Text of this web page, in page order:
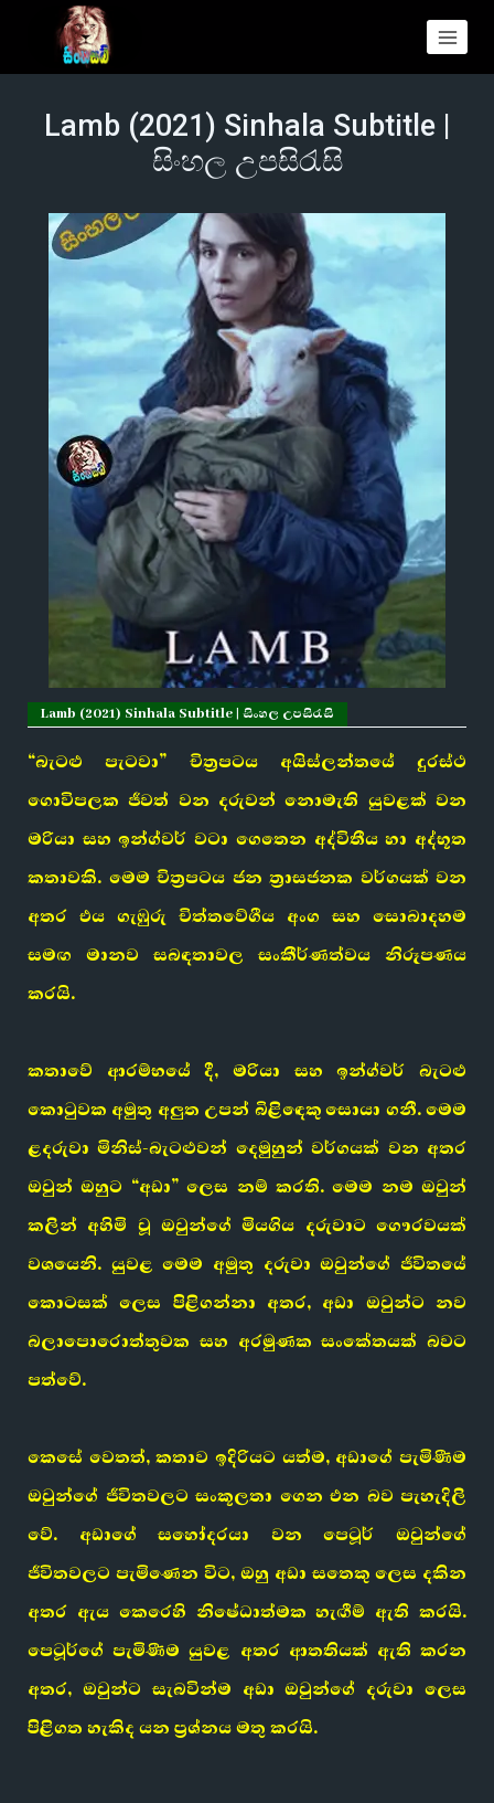
Lamb (2021) Sinhala Subtitle |
සිංහල උපසිරැසි
Lamb (2021) Sinhala Subtitle | සිංහල උපසිරැසි
“බැටළු පැටවා” චිත්‍රපටය අයිස්ලන්තයේ දුරස්ථ
ගොවිපලක ජීවත් වන දරුවන් නොමැති යුවළක් වන
මරියා සහ ඉන්ග්වර් වටා ගෙතෙන අද්විතීය හා අද්භූත
කතාවකි. මෙම චිත්‍රපටය ජන ත්‍රාසජනක වර්ගයක් වන
අතර එය ගැඹුරු චිත්තවේගීය අංග සහ සොබාදහම
සමඟ මානව සබඳතාවල සංකීර්ණත්වය නිරූපණය
කරයි.
කතාවේ ආරම්භයේ දී, මරියා සහ ඉන්ග්වර් බැටළු
කොටුවක අමුතු අලුත උපන් බිළිඳෙකු සොයා ගනී. මෙම
ළදරුවා මිනිස්-බැටළුවන් දෙමුහුන් වර්ගයක් වන අතර
ඔවුන් ඔහුට “අඩා” ලෙස නම් කරති. මෙම නම ඔවුන්
කලින් අහිමි වූ ඔවුන්ගේ මියගිය දරුවාට ගෞරවයක්
වශයෙනි. යුවළ මෙම අමුතු දරුවා ඔවුන්ගේ ජීවිතයේ
කොටසක් ලෙස පිළිගන්නා අතර, අඩා ඔවුන්ට නව
බලාපොරොත්තුවක සහ අරමුණක සංකේතයක් බවට
පත්වේ.
කෙසේ වෙතත්, කතාව ඉදිරියට යත්ම, අඩාගේ පැමිණීම
ඔවුන්ගේ ජීවිතවලට සංකූලතා ගෙන එන බව පැහැදිලි
වේ. අඩාගේ සහෝදරයා වන පෙටූර් ඔවුන්ගේ
ජීවිතවලට පැමිණෙන විට, ඔහු අඩා සතෙකු ලෙස දකින
අතර ඇය කෙරෙහි නිෂේධාත්මක හැඟීම් ඇති කරයි.
පෙටූර්ගේ පැමිණීම යුවළ අතර ආතතියක් ඇති කරන
අතර, ඔවුන්ට සැබවින්ම අඩා ඔවුන්ගේ දරුවා ලෙස
පිළිගත හැකිද යන ප්‍රශ්නය මතු කරයි.